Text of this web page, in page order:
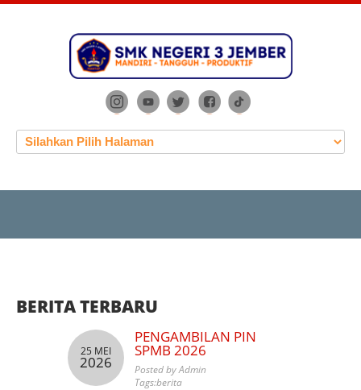
BERITA TERBARU
25 MEI
2026
PENGAMBILAN PIN
SPMB 2026
Posted by Admin
Tags:berita